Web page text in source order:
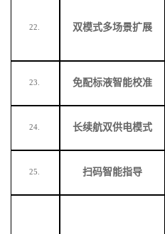
22. 双模式多场景扩展
23. 免配标液智能校准
24. 长续航双供电模式
25. 扫码智能指导